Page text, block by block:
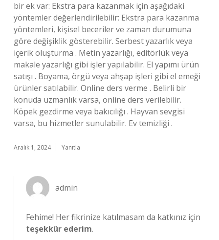
bir ek var: Ekstra para kazanmak için aşağıdaki
yöntemler değerlendirilebilir: Ekstra para kazanma
yöntemleri, kişisel beceriler ve zaman durumuna
göre değişiklik gösterebilir. Serbest yazarlık veya
içerik oluşturma . Metin yazarlığı, editörlük veya
makale yazarlığı gibi işler yapılabilir. El yapımı ürün
satışı . Boyama, örgü veya ahşap işleri gibi el emeği
ürünler satılabilir. Online ders verme . Belirli bir
konuda uzmanlık varsa, online ders verilebilir.
Köpek gezdirme veya bakıcılığı . Hayvan sevgisi
varsa, bu hizmetler sunulabilir. Ev temizliği .
Aralık 1, 2024 Yanıtla
admin
Fehime! Her fikrinize katılmasam da katkınız için
teşekkür ederim.